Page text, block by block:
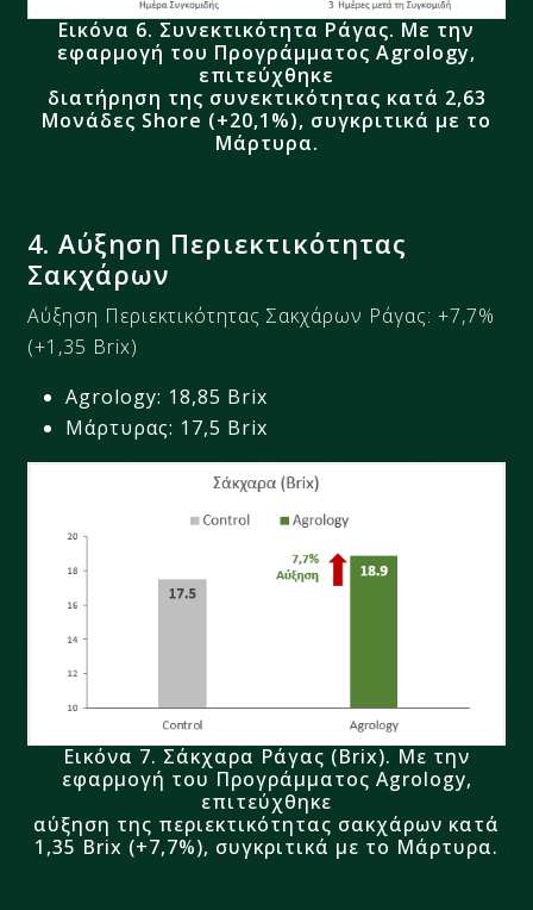
Εικόνα 6. Συνεκτικότητα Ράγας. Με την
εφαρμογή του Προγράμματος Agrology,
επιτεύχθηκε
διατήρηση της συνεκτικότητας κατά 2,63
Μονάδες Shore (+20,1%), συγκριτικά με το
Μάρτυρα.
4.Αύξηση Περιεκτικότητας
Σακχάρων
Αύξηση Περιεκτικότητας Σακχάρων Ράγας:+7,7%
(+1,35 Brix)
Agrology: 18,85 Brix
Μάρτυρας: 17,5 Brix
Εικόνα 7. Σάκχαρα Ράγας (Brix). Με την
εφαρμογή του Προγράμματος Agrology,
επιτεύχθηκε
αύξηση της περιεκτικότητας σακχάρων κατά
1,35 Brix (+7,7%), συγκριτικά με το Μάρτυρα.